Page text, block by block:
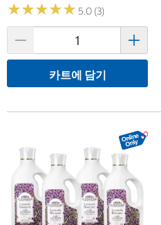
★★★★★
★★★★★ 5.0 (3)
카트에 담기